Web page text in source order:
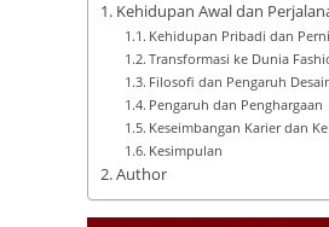
Kehidupan Awal dan
Kehidupan Pribadi dan
Transformasi ke Dunia
Filosofi dan Pengaruh
Pengaruh dan Penghargaan
Keseimbangan Karier dan
Kesimpulan
Author